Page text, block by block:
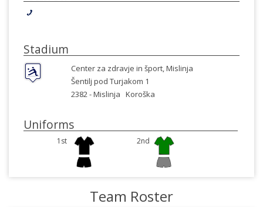
Stadium
Center za zdravje in šport, Mislinja
Šentilj pod Turjakom 1
2382 -Mislinja Koroška
Uniforms
1st 2nd
Team Roster